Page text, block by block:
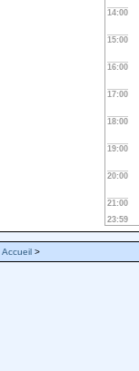
14:00
15:00
16:00
17:00
18:00
19:00
20:00
21:00
23:59
Accueil >